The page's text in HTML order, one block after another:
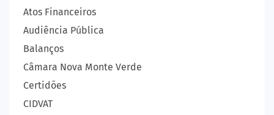
Atos Financeiros
Audiência Pública
Balanços
Câmara Nova Monte Verde
Certidões
CIDVAT